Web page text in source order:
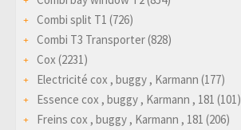
Combi split T1 (726)
Combi T3 Transporter(828)
Cox(2231)
Electricité cox , buggy , Karmann (177)
Essence cox , buggy , Karmann , 181 (101)
Freins cox , buggy , Karmann , 181 (206)